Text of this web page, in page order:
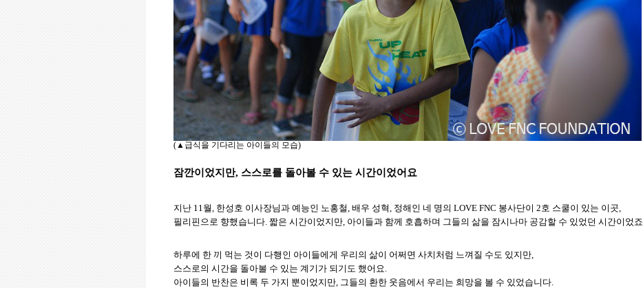
( ▲급식을 기다리는 아이들의 모습)
잠깐이었지만, 스스로를 돌아볼 수 있는 시간이었어요
지난 11월, 한성호 이사장님과 예능인 노홍철, 배우 성혁, 정해인 네 명의 LOVE FNC 봉사단이 2호 스쿨이 있는 이곳,
필리핀으로 향했습니다. 짧은 시간이었지만, 아이들과 함께 호흡하며 그들의 삶을 잠시나마 공감할 수 있었던 시간이었죠.
하루에 한 끼 먹는 것이 다행인 아이들에게 우리의 삶이 어쩌면 사치처럼 느껴질 수도 있지만,
스스로의 시간을 돌아볼 수 있는 계기가 되기도 했어요.
아이들의 반찬은 비록 두 가지 뿐이었지만, 그들의 환한 웃음에서 우리는 희망을 볼 수 있었습니다.